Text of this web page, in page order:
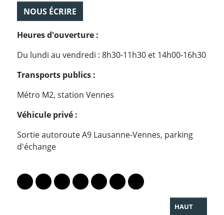
NOUS ÉCRIRE
Heures d'ouverture :
Du lundi au vendredi : 8h30-11h30 et 14h00-16h30
Transports publics :
Métro M2, station Vennes
Véhicule privé :
Sortie autoroute A9 Lausanne-Vennes, parking
d'échange
Lien vers le profil Mastodon
Lien vers le profil Bluesky
Lien vers le profil Instagram
Lien vers le profil Linkedin
Lien vers le profil Facebook
Lien vers le profil Twitter
Partager par WhatsApp
HAUT